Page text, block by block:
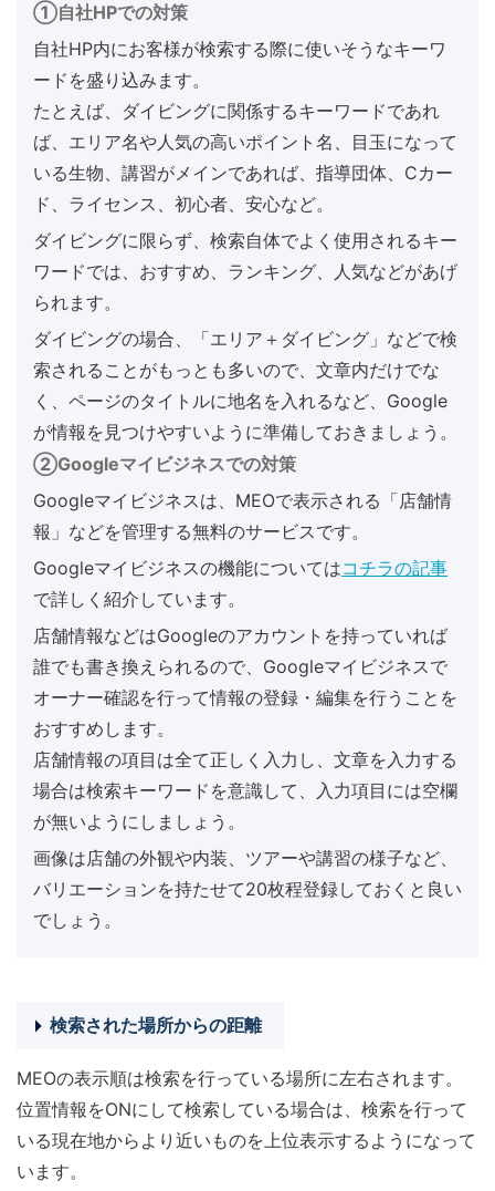
①自社HPでの対策
自社HP内にお客様が検索する際に使いそうなキーワ
ードを盛り込みます。
たとえば、ダイビングに関係するキーワードであれ
ば、エリア名や人気の高いポイント名、目玉になって
いる生物、講習がメインであれば、指導団体、Cカー
ド、ライセンス、初心者、安心など。
ダイビングに限らず、検索自体でよく使用されるキー
ワードでは、おすすめ、ランキング、人気などがあげ
られます。
ダイビングの場合、「エリア＋ダイビング」などで検
索されることがもっとも多いので、文章内だけでな
く、ページのタイトルに地名を入れるなど、Google
が情報を見つけやすいように準備しておきましょう。
②Googleマイビジネスでの対策
Googleマイビジネスは、MEOで表示される「店舗情
報」などを管理する無料のサービスです。
Googleマイビジネスの機能についてはコチラの記事
で詳しく紹介しています。
店舗情報などはGoogleのアカウントを持っていれば
誰でも書き換えられるので、Googleマイビジネスで
オーナー確認を行って情報の登録・編集を行うことを
おすすめします。
店舗情報の項目は全て正しく入力し、文章を入力する
場合は検索キーワードを意識して、入力項目には空欄
が無いようにしましょう。
画像は店舗の外観や内装、ツアーや講習の様子など、
バリエーションを持たせて20枚程登録しておくと良い
でしょう。
検索された場所からの距離
MEOの表示順は検索を行っている場所に左右されます。
位置情報をONにして検索している場合は、検索を行って
いる現在地からより近いものを上位表示するようになって
います。